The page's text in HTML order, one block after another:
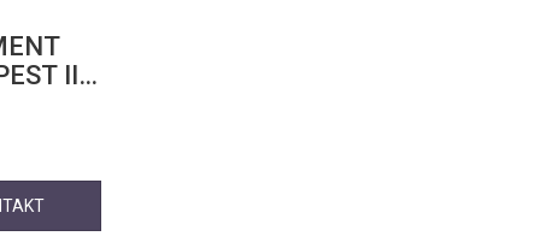
III.